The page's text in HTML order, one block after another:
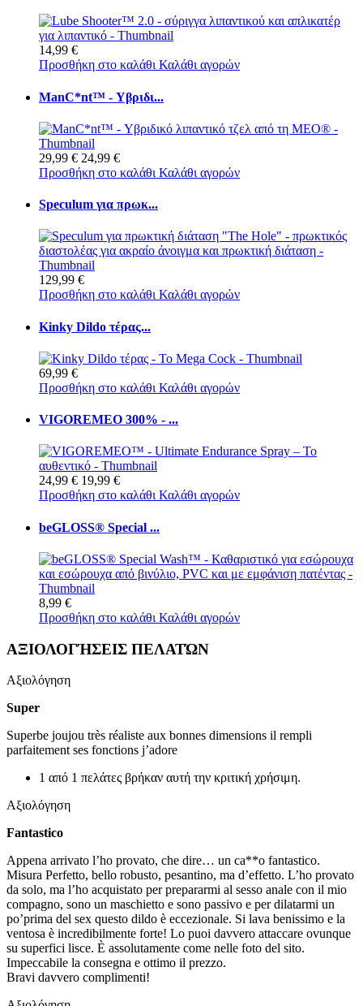
14,99 €
Προσθήκη στο καλάθι Καλάθι αγορών
ManC*nt™ - Υβριδι...
29,99 € 24,99 €
Προσθήκη στο καλάθι Καλάθι αγορών
Speculum για πρωκ...
129,99 €
Προσθήκη στο καλάθι Καλάθι αγορών
Kinky Dildo τέρας...
69,99 €
Προσθήκη στο καλάθι Καλάθι αγορών
VIGOREMEO 300% - ...
24,99 € 19,99 €
Προσθήκη στο καλάθι Καλάθι αγορών
beGLOSS® Special ...
8,99 €
Προσθήκη στο καλάθι Καλάθι αγορών
ΑΞΙΟΛΟΓΉΣΕΙΣ ΠΕΛΑΤΏΝ
Αξιολόγηση
Super
Superbe joujou très réaliste aux bonnes dimensions il rempli
parfaitement ses fonctions j’adore
1 από 1 πελάτες βρήκαν αυτή την κριτική χρήσιμη.
Αξιολόγηση
Fantastico
Appena arrivato l’ho provato, che dire… un ca**o fantastico.
Misura Perfetto, bello robusto, pesantino, ma d’effetto. L’ho provato
da solo, ma l’ho acquistato per prepararmi al sesso anale con il mio
compagno, sono un maschietto e sono passivo e per dilatarmi un
po’prima del sex questo dildo è eccezionale. Si lava benissimo e la
ventosa è incredibilmente forte! Lo puoi davvero attaccare ovunque
su superfici lisce. È assolutamente come nelle foto del sito.
Impeccabile la consegna e ottimo il prezzo.
Bravi davvero complimenti!